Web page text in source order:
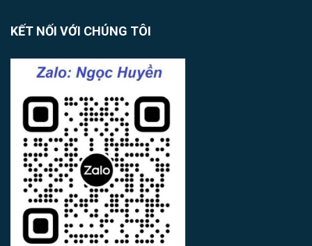
KẾT NỐI VỚI CHÚNG TÔI